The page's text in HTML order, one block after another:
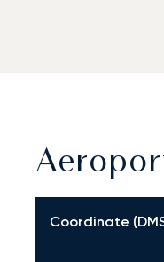
Coordinate